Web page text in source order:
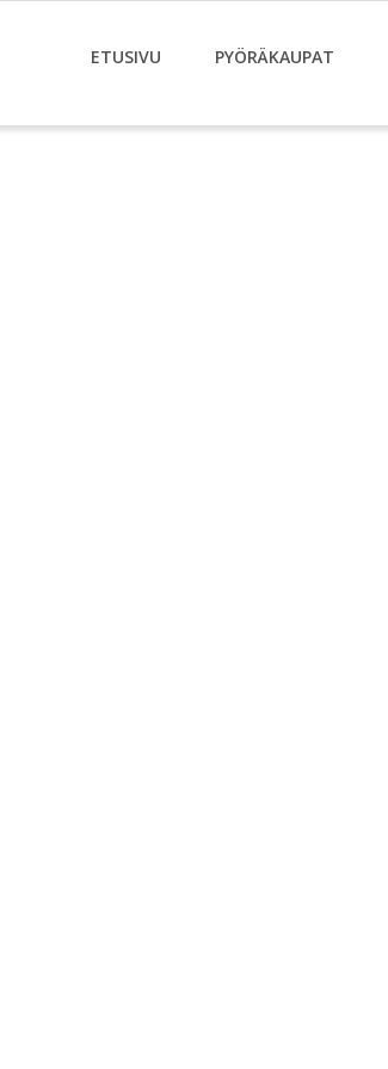
ETUSIVU PYÖRÄKAUPAT